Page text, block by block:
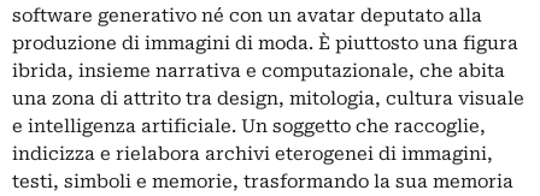
software generativo né con un avatar deputato alla
produzione di immagini di moda. È piuttosto una figura
ibrida, insieme narrativa e computazionale, che abita
una zona di attrito tra design, mitologia, cultura visuale
e intelligenza artificiale. Un soggetto che raccoglie,
indicizza e rielabora archivi eterogenei di immagini,
testi, simboli e memorie, trasformando la sua memoria